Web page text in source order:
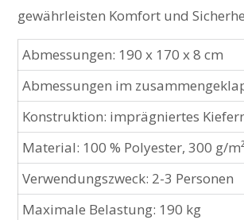
gewährleisten Komfort und
Abmessungen: 190 x 170 x 8 cm
Abmessungen im
Konstruktion: imprägniertes
Material: 100 % Polyester, 300 g/
Verwendungszweck: 2-3 Personen
Maximale Belastung: 190 kg